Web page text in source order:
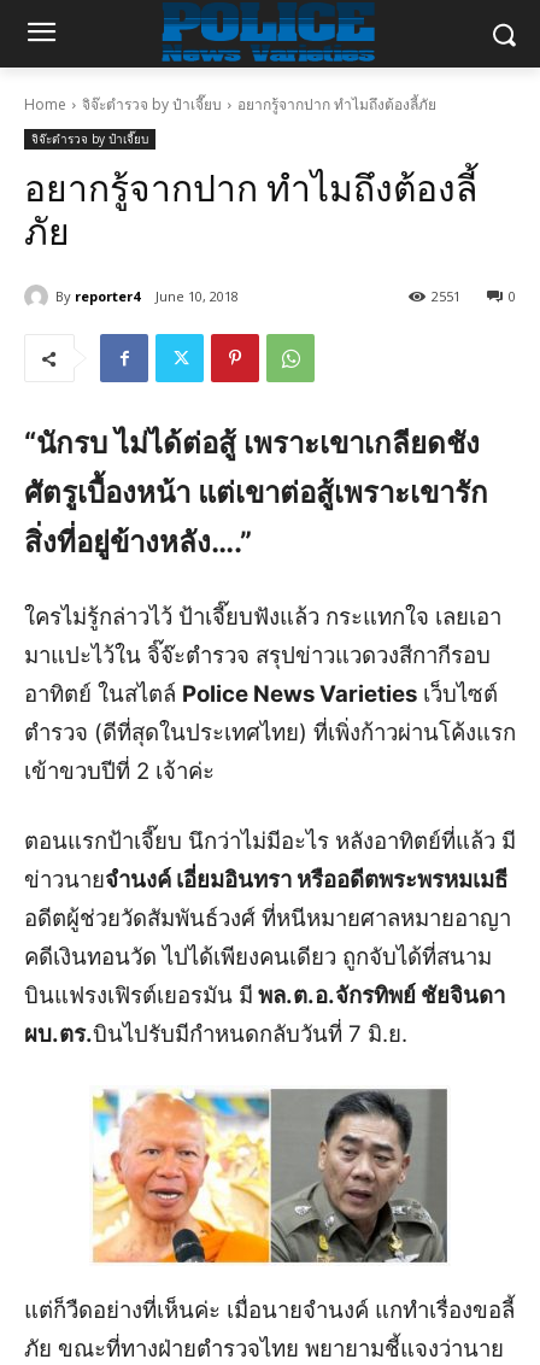
Home จิจ๊ะตำรวจ by ป๋าเจี๊ยบ อยากรู้จากปาก ทำไมถึงต้องลี้ภัย
จิจ๊ะตำรวจ by ป๋าเจี๊ยบ
อยากรู้จากปาก ทำไมถึงต้องลี้
ภัย
By reporter4 June 10, 2018 0
2551
“นักรบ ไม่ได้ต่อสู้ เพราะเขาเกลียดชัง
ศัตรูเบื้องหน้า แต่เขาต่อสู้เพราะเขารัก
สิ่งที่อยู่ข้างหลัง….”
ใครไม่รู้กล่าวไว้ ป้าเจี๊ยบฟังแล้ว กระแทกใจ เลยเอา
มาแปะไว้ใน จิ๊จ๊ะตำรวจ สรุปข่าวแวดวงสีกากีรอบ
อาทิตย์ ในสไตล์ Police News Varieties เว็บไซต์
ตำรวจ (ดีที่สุดในประเทศไทย) ที่เพิ่งก้าวผ่านโค้งแรก
เข้าขวบปีที่ 2 เจ้าค่ะ
ตอนแรกป้าเจี๊ยบ นึกว่าไม่มีอะไร หลังอาทิตย์ที่แล้ว มี
ข่าวนายจำนงค์ เอี่ยมอินทรา หรืออดีตพระพรหมเมธี
อดีตผู้ช่วยวัดสัมพันธ์วงศ์ ที่หนีหมายศาลหมายอาญา
คดีเงินทอนวัด ไปได้เพียงคนเดียว ถูกจับได้ที่สนาม
บินแฟรงเฟิรต์เยอรมัน มี พล.ต.อ.จักรทิพย์ ชัยจินดา
ผบ.ตร.บินไปรับมีกำหนดกลับวันที่ 7 มิ.ย.
แต่ก็วืดอย่างที่เห็นค่ะ เมื่อนายจำนงค์ แกทำเรื่องขอลี้
ภัย ขณะที่ทางฝ่ายตำรวจไทย พยายามชี้แจงว่านาย